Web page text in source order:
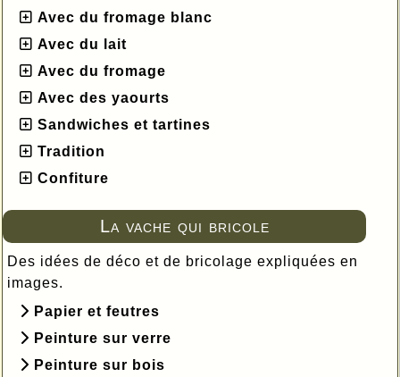
Avec du fromage blanc
Avec du lait
Avec du fromage
Avec des yaourts
Sandwiches et tartines
Tradition
Confiture
La vache qui bricole
Des idées de déco et de bricolage expliquées en
images.
Papier et feutres
Peinture sur verre
Peinture sur bois